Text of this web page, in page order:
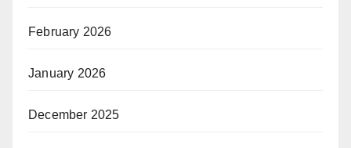
February 2026
January 2026
December 2025